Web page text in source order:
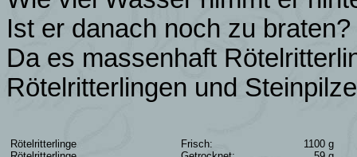
Ist er danach noch zu braten?
Da es massenhaft
Rötelritterlingen und
Rötelritterlinge Frisch:
1100 g